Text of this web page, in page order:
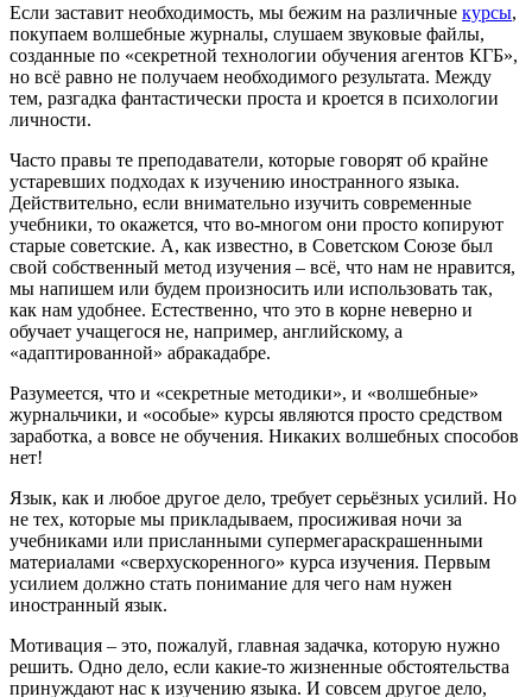
Если заставит необходимость, мы бежим на различные курсы,
покупаем волшебные журналы, слушаем звуковые файлы,
созданные по «секретной технологии обучения агентов КГБ»,
но всё равно не получаем необходимого результата. Между
тем, разгадка фантастически проста и кроется в психологии
личности.
Часто правы те преподаватели, которые говорят об крайне
устаревших подходах к изучению иностранного языка.
Действительно, если внимательно изучить современные
учебники, то окажется, что во-многом они просто копируют
старые советские. А, как известно, в Советском Союзе был
свой собственный метод изучения – всё, что нам не нравится,
мы напишем или будем произносить или использовать так,
как нам удобнее. Естественно, что это в корне неверно и
обучает учащегося не, например, английскому, а
«адаптированной» абракадабре.
Разумеется, что и «секретные методики», и «волшебные»
журнальчики, и «особые» курсы являются просто средством
заработка, а вовсе не обучения. Никаких волшебных способов
нет!
Язык, как и любое другое дело, требует серьёзных усилий. Но
не тех, которые мы прикладываем, просиживая ночи за
учебниками или присланными супермегараскрашенными
материалами «сверхускоренного» курса изучения. Первым
усилием должно стать понимание для чего нам нужен
иностранный язык.
Мотивация – это, пожалуй, главная задачка, которую нужно
решить. Одно дело, если какие-то жизненные обстоятельства
принуждают нас к изучению языка. И совсем другое дело,